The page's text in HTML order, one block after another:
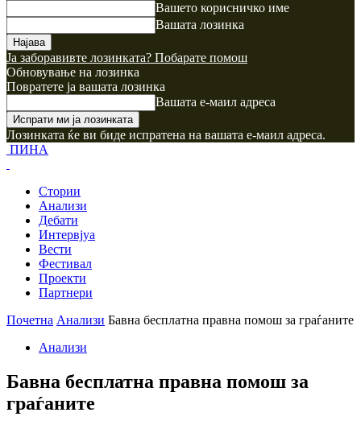
Вашето корисничко име
Вашата лозинка
Ја заборавивте лозинката? Побарате помош
Обновување на лозинка
Повратете ја вашата лозинка
Вашата е-маил адреса
Лозинката ќе ви биде испратена на вашата е-маил адреса.
ПИНА
Стории
Анализи
Дебати
Интервјуа
Вести
Фестивал
Проекти
Партнери
Почетна Анализи Бавна бесплатна правна помош за граѓаните
Анализи
Бавна бесплатна правна помош за
граѓаните